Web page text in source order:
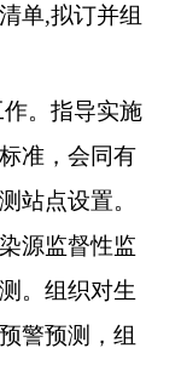
单,拟订并组
。指导实施
准，会同有
站点设置。
源监督性监
。组织对生
警预测，组